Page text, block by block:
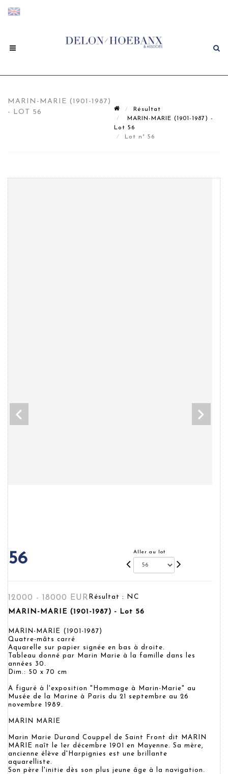
MARIN-MARIE (1901-1987)
- LOT 56
Résultat
MARIN-MARIE (1901-1987) -
Lot 56
Lot n° 56
56 Aller au lot
12000 - 18000 EUR Résultat : NC
MARIN-MARIE (1901-1987) - Lot 56
MARIN-MARIE (1901-1987)
Quatre-mâts carré
Aquarelle sur papier signée en bas à droite.
Tableau donné par Marin Marie à la famille dans les
années 30.
Dim.: 50 x 70 cm
A figuré à l'exposition "Hommage à Marin-Marie" au
Musée de la Marine à Paris du 21 septembre au 26
novembre 1989.
MARIN MARIE
Marin Marie Durand Couppel de Saint Front dit MARIN
MARIE naît le 1er décembre 1901 en Mayenne. Sa mère,
ancienne élève d'Harpignies est une brillante
aquarelliste.
Son père l'initie dès son plus jeune âge à la navigation.